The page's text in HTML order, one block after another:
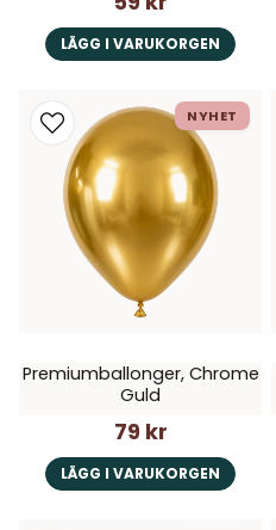
LÄGG I VARUKORGEN
Premiumballonger, Chrome
Guld
79 kr
LÄGG I VARUKORGEN
NYHET